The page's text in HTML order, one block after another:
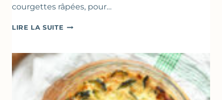
courgettes râpées, pour…
LIRE LA SUITE FARINATA
ÉPAISSE
À
LA
FARINE
DE